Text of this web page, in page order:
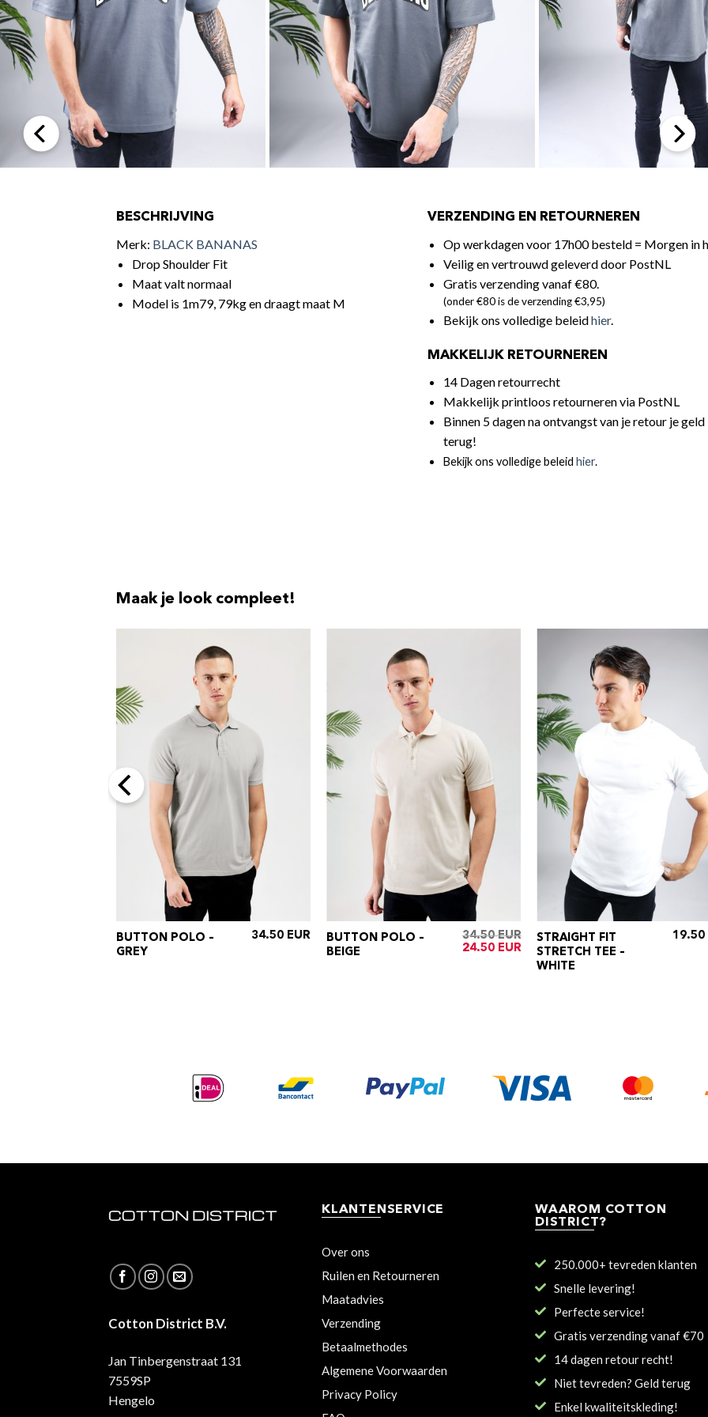
BESCHRIJVING
Merk: BLACK BANANAS
Drop Shoulder Fit
Maat valt normaal
Model is 1m79, 79kg en draagt maat M
VERZENDING EN RETOURNEREN
Op werkdagen voor 17h00 besteld = Morgen in
Veilig en vertrouwd geleverd door PostNL
Gratis verzending vanaf €80.
(onder €80 is de verzending €3,95)
Bekijk ons volledige beleidhier.
MAKKELIJK RETOURNEREN
14 Dagen retourrecht
Makkelijk printloos retourneren via PostNL
Binnen 5 dagen na ontvangst van je retour je geld
terug!
Bekijk ons volledige beleid hier.
Maak je look compleet!
BUTTON POLO –
GREY
34.50
BUTTON POLO –
BEIGE
34.50
Oorspronkelijke
24.50
Huidige
prijs
STRAIGHT FIT
STRETCH TEE –
WHITE
19.50
Cotton District B.V.
Jan Tinbergenstraat 131
7559SP
Hengelo
KLANTENSERVICE
Over ons
Ruilen en Retourneren
Maatadvies
Verzending
Betaalmethodes
Algemene Voorwaarden
Privacy Policy
WAAROM COTTON
DISTRICT?
250.000+ tevreden klanten
Snelle levering!
Perfecte service!
Gratis verzending vanaf €70
14 dagen retour recht!
Niet tevreden? Geld terug
Enkel kwaliteitskleding!